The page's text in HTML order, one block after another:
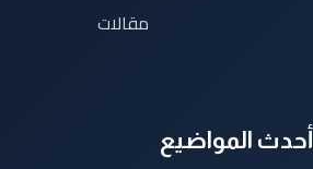
مقالات
أحدث المواضيع